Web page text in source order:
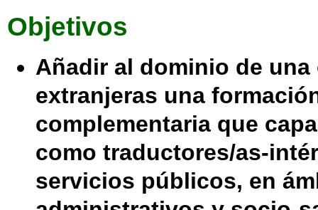
Objetivos
Añadir al dominio de
extranjeras una
complementaria que
como traductores/as-
servicios públicos, en